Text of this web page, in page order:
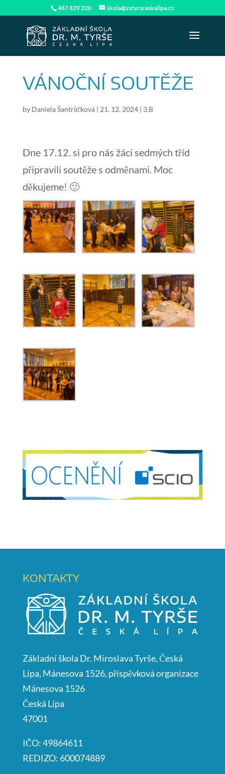
487 829 220 skola@zstyrsceskalipa.cz
VÁNOČNÍ SOUTĚŽE
by Daniela Šantrůčková| 21. 12. 2024| 3.B
Dne 17.12. si pro nás žáci sedmých tříd
připravili soutěže s odměnami. Moc
děkujeme! 🙂
KONTAKTY
Základní škola Dr. Miroslava Tyrše, Česká
Lípa, Mánesova 1526, příspěvková organizace
Mánesova 1526
Česká Lípa
47001
IČO: 49864611
REDIZO: 600074889